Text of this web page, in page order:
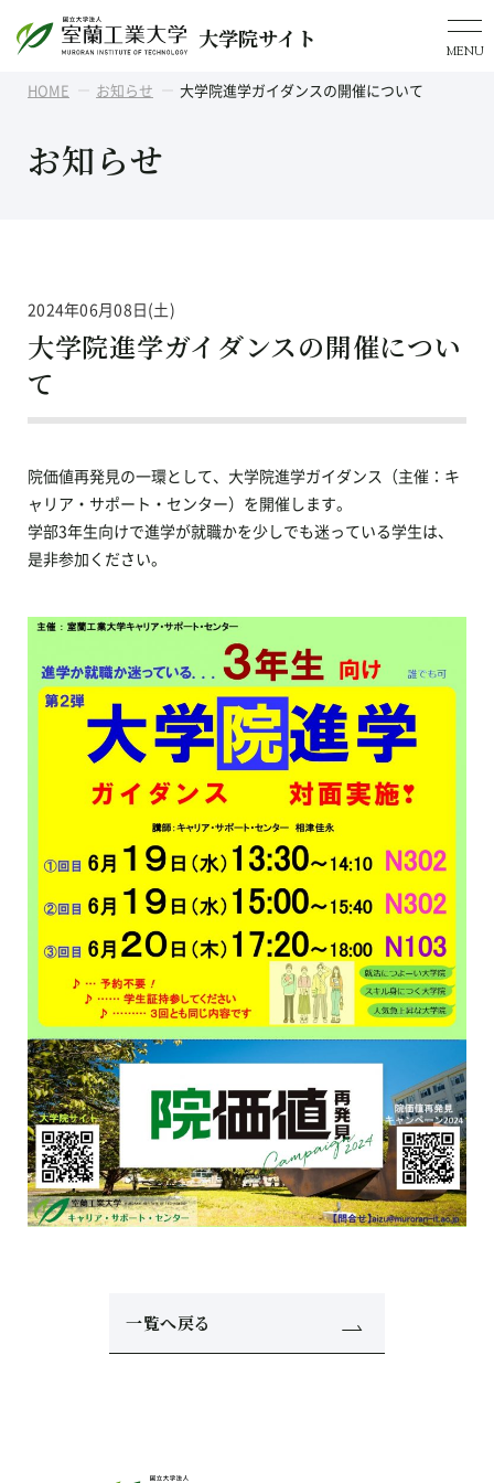
大学院サイト MENU
HOME お知らせ 大学院進学ガイダンスの開催について
お知らせ
2024年06月08日(土)
大学院進学ガイダンスの開催につい
て
院価値再発見の一環として、大学院進学ガイダンス（主催：キ
ャリア・サポート・センター）を開催します。
学部3年生向けで進学が就職かを少しでも迷っている学生は、
是非参加ください。
一覧へ戻る